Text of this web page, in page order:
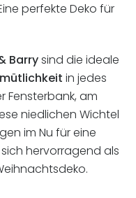
perfekte Deko für
Barrysind die ideale
in jedes
Fensterbank, am
niedlichen Wichtel
im Nu für eine
hervorragend als